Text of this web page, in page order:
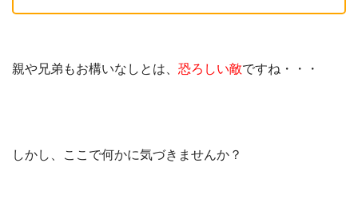
親や兄弟もお構いなしとは、 恐ろしい敵ですね・・・
しかし、ここで何かに気づきませんか？